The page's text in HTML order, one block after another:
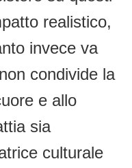
realistico,
invece va
condivide la
e allo
sia
culturale